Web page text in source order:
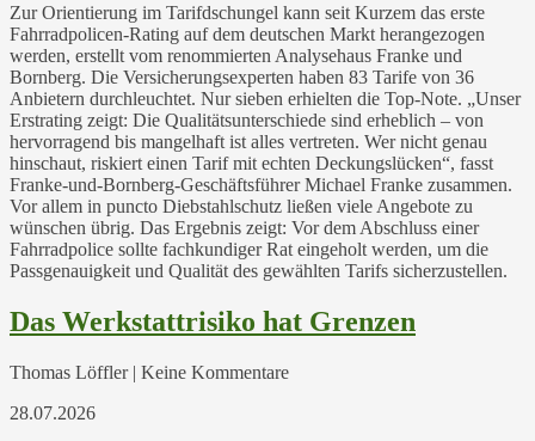
Zur Orientierung im Tarifdschungel kann seit Kurzem das erste
Fahrradpolicen-Rating auf dem deutschen Markt herangezogen
werden, erstellt vom renommierten Analysehaus Franke und
Bornberg. Die Versicherungsexperten haben 83 Tarife von 36
Anbietern durchleuchtet. Nur sieben erhielten die Top-Note. „Unser
Erstrating zeigt: Die Qualitätsunterschiede sind erheblich – von
hervorragend bis mangelhaft ist alles vertreten. Wer nicht genau
hinschaut, riskiert einen Tarif mit echten Deckungslücken“, fasst
Franke-und-Bornberg-Geschäftsführer Michael Franke zusammen.
Vor allem in puncto Diebstahlschutz ließen viele Angebote zu
wünschen übrig. Das Ergebnis zeigt: Vor dem Abschluss einer
Fahrradpolice sollte fachkundiger Rat eingeholt werden, um die
Passgenauigkeit und Qualität des gewählten Tarifs sicherzustellen.
Das Werkstattrisiko hat Grenzen
Thomas Löffler | Keine Kommentare
28.07.2026